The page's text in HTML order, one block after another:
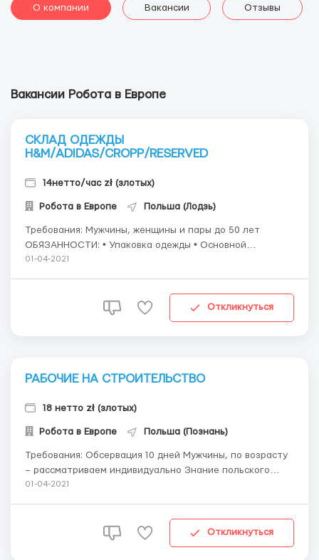
О компании Вакансии Отзывы
Вакансии Робота в Европе
СКЛАД ОДЕЖДЫ
H&M/ADIDAS/CROPP/RESERVED
14нетто/час zł (злотых)
Робота в Европе Польша (Лодзь)
Требования: Мужчины, женщины и пары до 50 лет
ОБЯЗАННОСТИ: • Упаковка одежды • Основной
функционал: складирование коробок, сортировка,
Плавная подготовка отправлений, пер...
01-04-2021
Откликнуться
РАБОЧИЕ НА СТРОИТЕЛЬСТВО
18 нетто zł (злотых)
Робота в Европе Польша (Познань)
Требования: Обсервация 10 дней Мужчины, по возрасту
– рассматриваем индивидуально Знание польского
языка: не требуется ОБЯЗАННОСТИ:НА СЕЙЧАС НАБОР
коттеджей и многоквартирных жилых домов. ...
01-04-2021
Откликнуться